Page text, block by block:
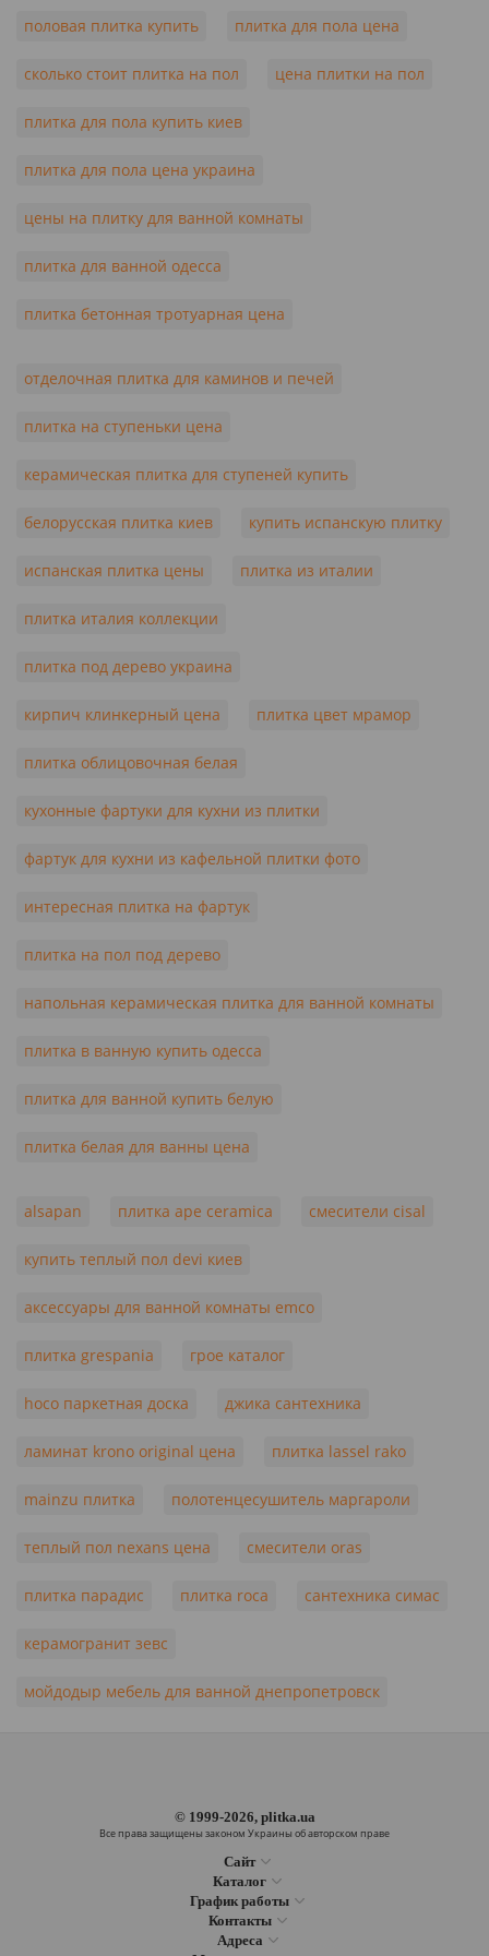
половая плитка купить плитка для пола цена
сколько стоит плитка на пол цена плитки на пол
плитка для пола купить киев
плитка для пола цена украина
цены на плитку для ванной комнаты
плитка для ванной одесса
плитка бетонная тротуарная цена
отделочная плитка для каминов и печей
плитка на ступеньки цена
керамическая плитка для ступеней купить
белорусская плитка киев купить испанскую плитку
испанская плитка цены плитка из италии
плитка италия коллекции
плитка под дерево украина
кирпич клинкерный цена плитка цвет мрамор
плитка облицовочная белая
кухонные фартуки для кухни из плитки
фартук для кухни из кафельной плитки фото
интересная плитка на фартук
плитка на пол под дерево
напольная керамическая плитка для ванной комнаты
плитка в ванную купить одесса
плитка для ванной купить белую
плитка белая для ванны цена
alsapan плитка ape ceramica смесители cisal
купить теплый пол devi киев
аксессуары для ванной комнаты emco
плитка grespania грое каталог
hoco паркетная доска джика сантехника
ламинат krono original цена плитка lassel rako
mainzu плитка полотенцесушитель маргароли
теплый пол nexans цена смесители oras
плитка парадис плитка roca сантехника симас
керамогранит зевс
мойдодыр мебель для ванной днепропетровск
© 1999-2026, plitka.ua
Все права защищены законом Украины об авторском праве
Сайт
Каталог
График работы
Контакты
Адреса